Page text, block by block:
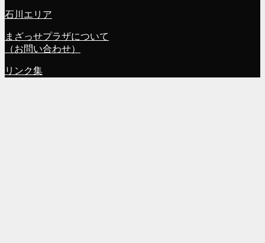
石川エリア
まざっせプラザについて
（お問い合わせ）
リンク集